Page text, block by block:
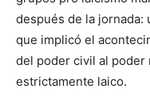
después de la jornada:
que implicó el
del poder civil al poder
estrictamente laico.